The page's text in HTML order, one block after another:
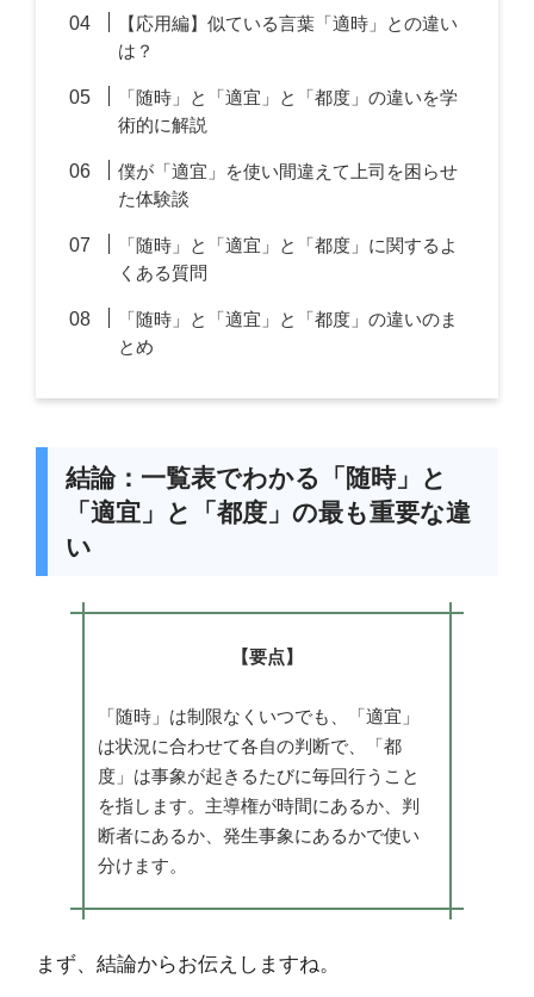
【応用編】似ている言葉「適時」との違い
は？
「随時」と「適宜」と「都度」の違いを学
術的に解説
僕が「適宜」を使い間違えて上司を困らせ
た体験談
「随時」と「適宜」と「都度」に関するよ
くある質問
「随時」と「適宜」と「都度」の違いのま
とめ
結論：一覧表でわかる「随時」と
「適宜」と「都度」の最も重要な違
い
【要点】
「随時」は制限なくいつでも、「適宜」
は状況に合わせて各自の判断で、「都
度」は事象が起きるたびに毎回行うこと
を指します。主導権が時間にあるか、判
断者にあるか、発生事象にあるかで使い
分けます。
まず、結論からお伝えしますね。